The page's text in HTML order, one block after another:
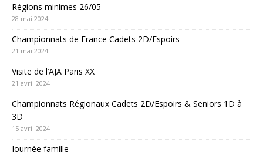
Régions minimes 26/05
28 mai 2024
Championnats de France Cadets 2D/Espoirs
21 mai 2024
Visite de l’AJA Paris XX
21 avril 2024
Championnats Régionaux Cadets 2D/Espoirs & Seniors 1D à
3D
15 avril 2024
Journée famille